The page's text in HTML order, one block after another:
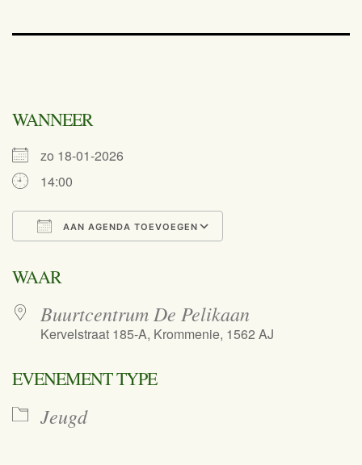
WANNEER
zo 18-01-2026
14:00
AAN AGENDA TOEVOEGEN
WAAR
Buurtcentrum De Pelikaan
Kervelstraat 185-A, Krommenie, 1562 AJ
EVENEMENT TYPE
Jeugd